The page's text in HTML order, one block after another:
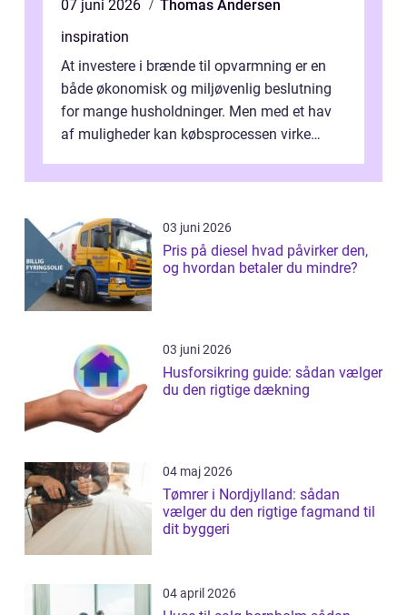
07 juni 2026
Thomas Andersen
inspiration
At investere i brænde til opvarmning er en
både økonomisk og miljøvenlig beslutning
for mange husholdninger. Men med et hav
af muligheder kan købsprocessen virke
03 juni 2026
Pris på diesel hvad påvirker den,
og hvordan betaler du mindre?
03 juni 2026
Husforsikring guide: sådan vælger
du den rigtige dækning
04 maj 2026
Tømrer i Nordjylland: sådan
vælger du den rigtige fagmand til
dit byggeri
04 april 2026